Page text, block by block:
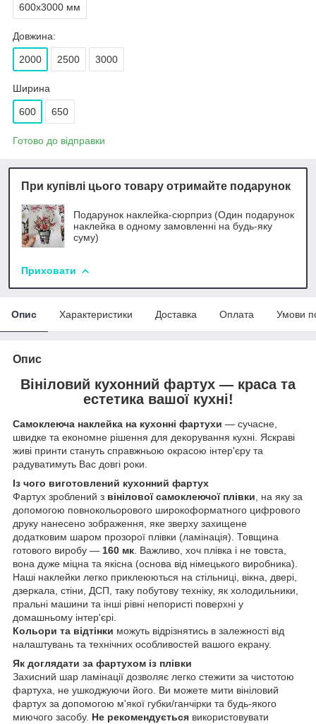
600х3000 мм
Довжина:
2000 2500 3000
Ширина
600 650
Готово до відправки
При купівлі цього товару отримайте подарунок
Подарунок наклейка-сюрприз (Один подарунок
наклейка в одному замовленні на будь-яку
суму)
Приховати
Опис Характеристики Доставка Оплата Умови
Опис
Вініловий кухонний фартух — краса та
естетика вашої кухні!
Самоклеюча наклейка на кухонні фартухи — сучасне,
швидке та економне рішення для декорування кухні. Яскраві
живі принти стануть справжньою окрасою інтер'єру та
радуватимуть Вас довгі роки.
Із чого виготовлений кухонний фартух
Фартух зроблений з вінілової самоклеючої плівки, на яку за
допомогою повнокольорового широкоформатного цифрового
друку нанесено зображення, яке зверху захищене
додатковим шаром прозорої плівки (ламінація). Товщина
готового виробу — 160 мк. Важливо, хоч плівка і не товста,
вона дуже міцна та якісна (основа від німецького виробника).
Наші наклейки легко приклеюються на стільниці, вікна, двері,
дзеркала, стіни, ДСП, таку побутову техніку, як холодильники,
пральні машини та інші рівні непористі поверхні у
домашньому інтер'єрі.
Кольори та відтінки можуть відрізнятись в залежності від
налаштувань та технічних особливостей вашого екрану.
Як доглядати за фартухом із плівки
Захисний шар ламінації дозволяє легко стежити за чистотою
фартуха, не ушкоджуючи його. Ви можете мити вініловий
фартух за допомогою м'якої губки/ганчірки та будь-якого
миючого засобу. Не рекомендується використовувати